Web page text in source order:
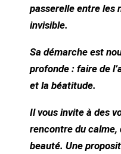
passerelle entre les
invisible.
Sa démarche est
profonde : faire de
et la béatitude.
Il vous invite à des
rencontre du calme,
beauté. Une